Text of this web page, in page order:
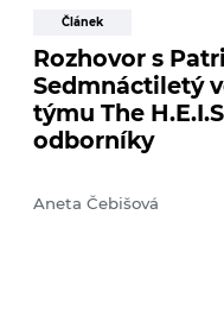
Článek
Rozhovor s
Sedmnáctiletý
týmu The
odborníky
Aneta Čebišová